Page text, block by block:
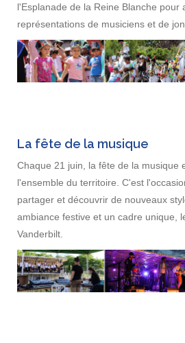
l'Esplanade de la Reine Blanche pour
représentations de musiciens et de
La fête de la musique
Chaque 21 juin, la fête de la musique
l'ensemble du territoire. C'est
partager et découvrir de nouveaux
ambiance festive et un cadre unique,
Vanderbilt.